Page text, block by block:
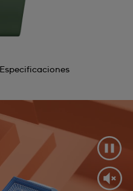
Especificaciones